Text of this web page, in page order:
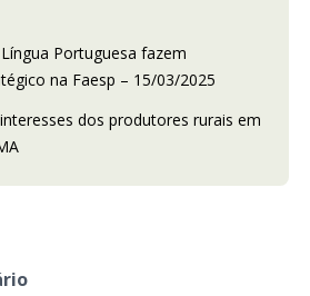
Portuguesa fazem
na Faesp – 15/03/2025
dos produtores rurais em